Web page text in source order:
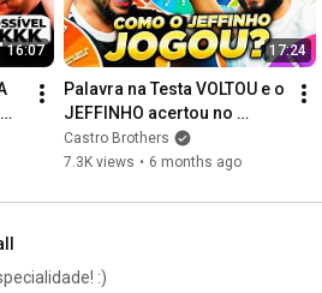
16:07 17:24
Palavra na Testa VOLTOU e o
JEFFINHO acertou no
INSTINTO? | #02
Castro Brothers
7.3K views • 6 months ago
:)